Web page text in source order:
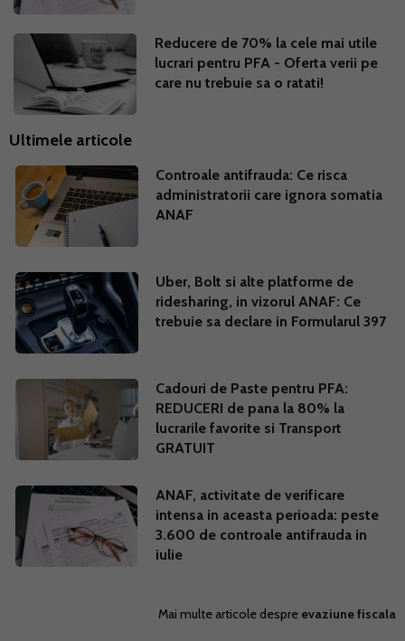
Reducere de 70% la cele mai utile
lucrari pentru PFA - Oferta verii pe
care nu trebuie sa o ratati!
Ultimele articole
Controale antifrauda: Ce risca
administratorii care ignora somatia
ANAF
Uber, Bolt si alte platforme de
ridesharing, in vizorul ANAF: Ce
trebuie sa declare in Formularul 397
Cadouri de Paste pentru PFA:
REDUCERI de pana la 80% la
lucrarile favorite si Transport
GRATUIT
ANAF, activitate de verificare
intensa in aceasta perioada: peste
3.600 de controale antifrauda in
iulie
Mai multe articole despre evaziune fiscala